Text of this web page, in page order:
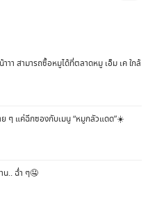
า สามารถซื้อหมูได้ที่ตลาดหมู เอ็ม เค ใกล้
ย ๆ แค่ฉีกซองกับเมนู “หมูกลัวแดด”☀️
.. ฉ่ำ ๆ🤤